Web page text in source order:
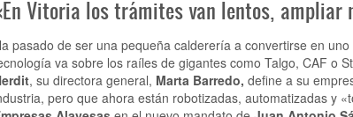
Vitoria los trámites van lentos, ampliar
pasado de ser una pequeña calderería a convertirse en
va sobre los raíles de gigantes como Talgo, CAF o
, su directora general, Marta Barredo, define a su
pero que ahora están robotizadas, automatizadas y